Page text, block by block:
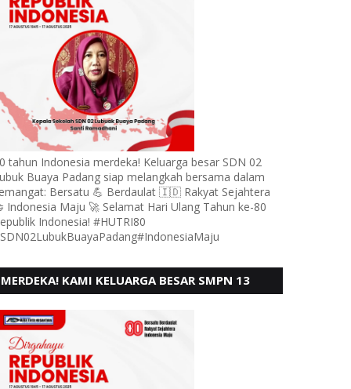
tahun Indonesia merdeka! Keluarga besar SDN 02
Buaya Padang siap melangkah bersama dalam
Bersatu 💪 Berdaulat 🇮🇩 Rakyat Sejahtera
Indonesia Maju 🚀 Selamat Hari Ulang Tahun ke-80
Indonesia! #HUTRI80
MERDEKA! KAMI KELUARGA BESAR SMPN 13